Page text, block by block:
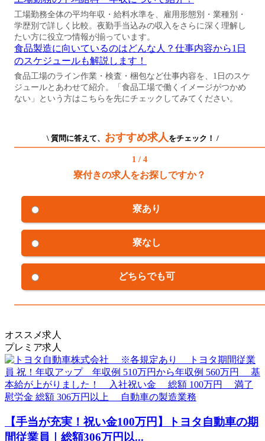
工場勤務全体の平均年収・給料水準を、雇用形態別・業種別・
学歴別で詳しく比較。夜勤手当込みの収入をさらに深く理解し
たい方に役立つ情報が揃っています。
食品製造に向いているのはどんな人？仕事内容から1日
のスケジュールも解説します！
食品工場のライン作業・検査・梱包など仕事内容を、1日のスケ
ジュールとあわせて紹介。「食品工場で働くイメージがつかめ
ない」という方はこちらを先にチェックしてみてください。
\ 質問に答えて、 おすすめ求人 をチェック！ /
1 / 4
寮付きの求人をお探しですか？
寮あり
寮なし
どちらでも可
オススメ求人
プレミア求人
【手当が充実！祝い金100万円】トヨタ自動車の期
間従業員｜総額306万円以...